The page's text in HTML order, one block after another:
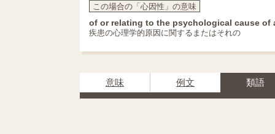
この場合の「心因性」の意味
of or relating to the psychological cause of
疾患の心理学的原因に関するまたはそれの
意味 例文 類語